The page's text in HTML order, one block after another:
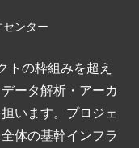
ンター
トの枠組みを超え
ータ解析・アーカ
います。プロジェ
体の基幹インフラ